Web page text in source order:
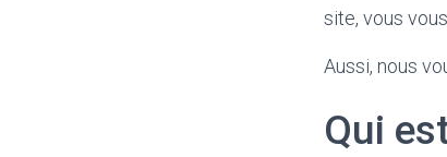
site, vous
Aussi, nous
Qui